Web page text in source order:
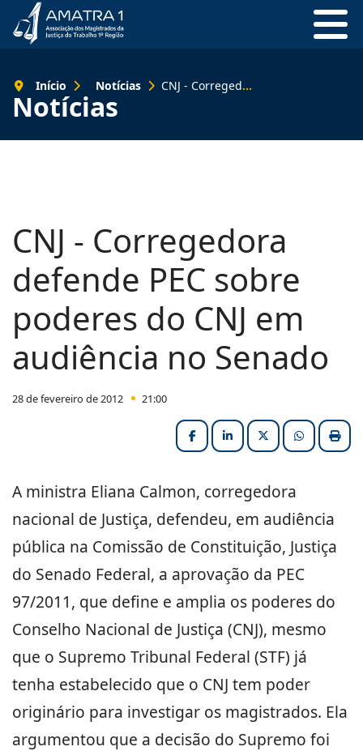
Notícias
Início Notícias CNJ - Corregedora defende PEC sobre poderes do CNJ em audiência no Senado
CNJ - Corregedora
defende PEC sobre
poderes do CNJ em
audiência no Senado
28 de fevereiro de 2012 21:00
FacebookLinkedInX (formerly
A ministra Eliana Calmon, corregedora
nacional de Justiça, defendeu, em audiência
pública na Comissão de Constituição, Justiça
do Senado Federal, a aprovação da PEC
97/2011, que define e amplia os poderes do
Conselho Nacional de Justiça (CNJ), mesmo
que o Supremo Tribunal Federal (STF) já
tenha estabelecido que o CNJ tem poder
originário para investigar os magistrados. Ela
argumentou que a decisão do Supremo foi